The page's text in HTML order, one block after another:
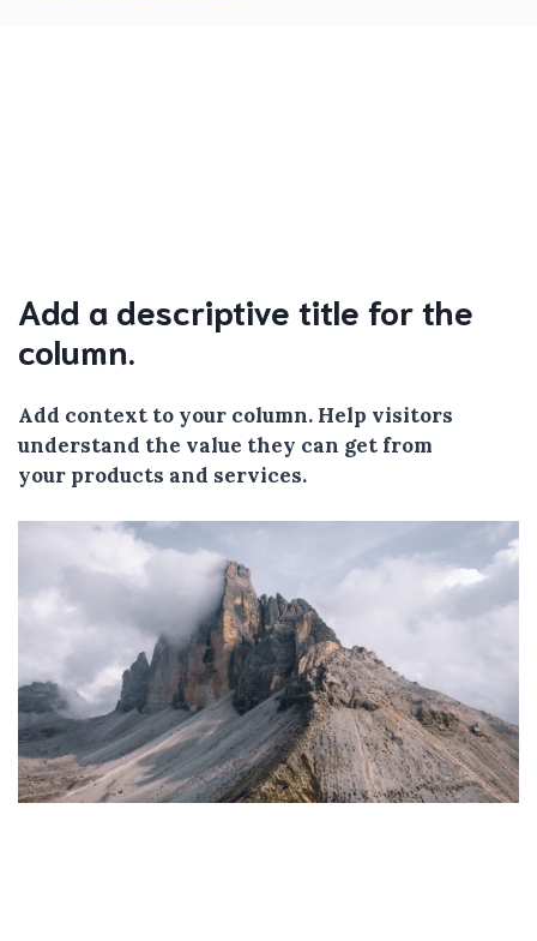
Add a descriptive title for the
column.
Add context to your column. Help visitors
understand the value they can get from
your products and services.